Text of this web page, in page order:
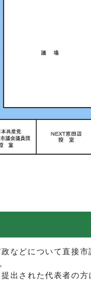
などについて直接市
出された代表者の方